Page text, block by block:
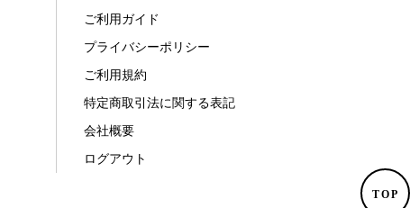
ご利用ガイド
プライバシーポリシー
ご利用規約
特定商取引法に関する表記
会社概要
ログアウト
TOP